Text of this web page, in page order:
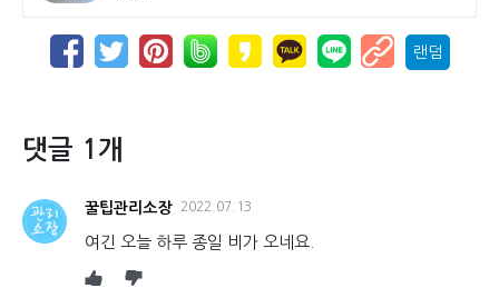
랜덤
댓글 1개
꿀팁관리소장 2022.07.13
여긴 오늘 하루 종일 비가 오네요.